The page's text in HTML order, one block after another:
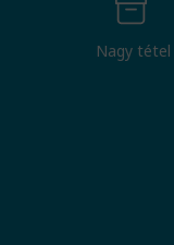
Nagy tétel